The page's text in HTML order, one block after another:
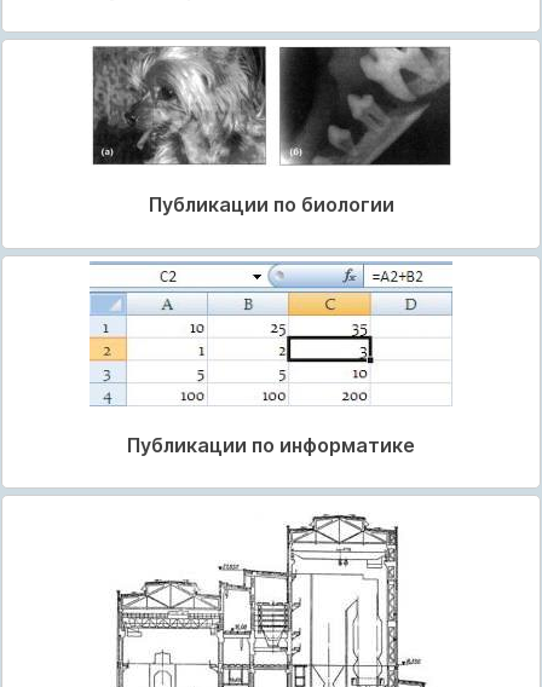
Публикации по биологии
Публикации по информатике